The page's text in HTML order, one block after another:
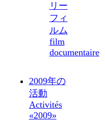
リー
フィ
ルム
film
documentaire
2009年の
活動
Activités
«2009»